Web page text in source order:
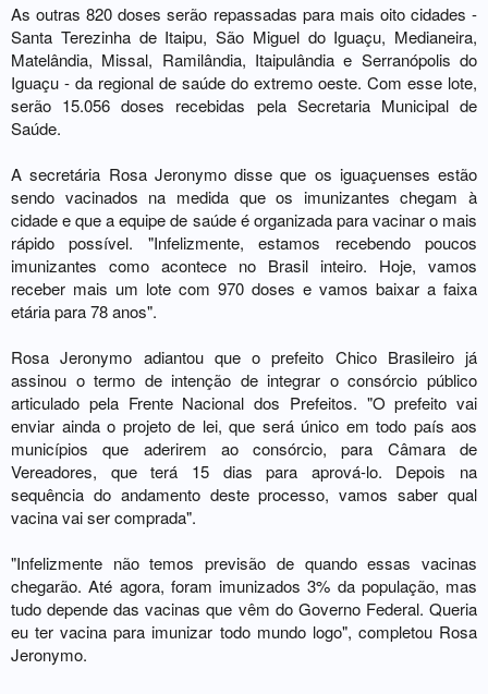
As outras 820 doses serão repassadas para mais oito cidades -
Santa Terezinha de Itaipu, São Miguel do Iguaçu, Medianeira,
Matelândia, Missal, Ramilândia, Itaipulândia e Serranópolis do
Iguaçu - da regional de saúde do extremo oeste. Com esse lote,
serão 15.056 doses recebidas pela Secretaria Municipal de
Saúde.
A secretária Rosa Jeronymo disse que os iguaçuenses estão
sendo vacinados na medida que os imunizantes chegam à
cidade e que a equipe de saúde é organizada para vacinar o mais
rápido possível. "Infelizmente, estamos recebendo poucos
imunizantes como acontece no Brasil inteiro. Hoje, vamos
receber mais um lote com 970 doses e vamos baixar a faixa
etária para 78 anos".
Rosa Jeronymo adiantou que o prefeito Chico Brasileiro já
assinou o termo de intenção de integrar o consórcio público
articulado pela Frente Nacional dos Prefeitos. "O prefeito vai
enviar ainda o projeto de lei, que será único em todo país aos
municípios que aderirem ao consórcio, para Câmara de
Vereadores, que terá 15 dias para aprová-lo. Depois na
sequência do andamento deste processo, vamos saber qual
vacina vai ser comprada".
"Infelizmente não temos previsão de quando essas vacinas
chegarão. Até agora, foram imunizados 3% da população, mas
tudo depende das vacinas que vêm do Governo Federal. Queria
eu ter vacina para imunizar todo mundo logo", completou Rosa
Jeronymo.